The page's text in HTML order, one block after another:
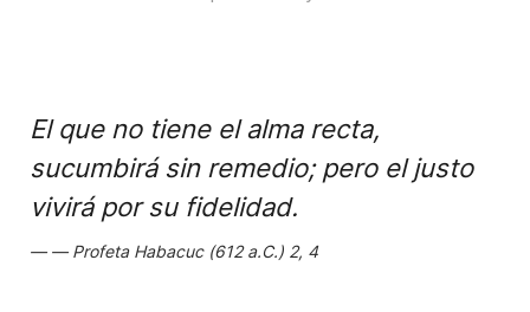
El que no tiene el alma recta,
sucumbirá sin remedio; pero el justo
vivirá por su fidelidad.
Profeta Habacuc (612 a.C.) 2, 4